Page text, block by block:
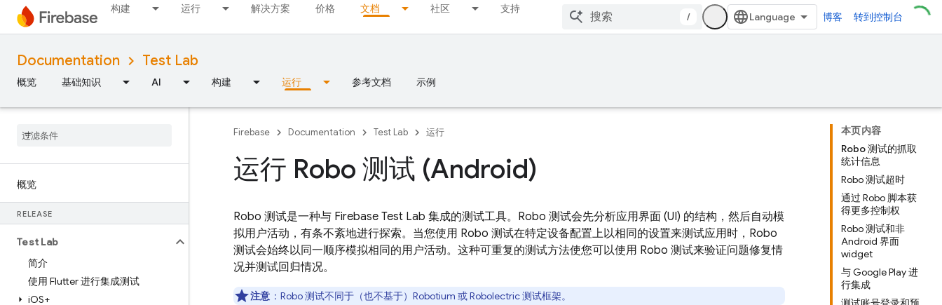
构建 运行 解决方案 价格 文档 社区 支持
/ 博客 转到控制台
Documentation Test Lab
概览 基础知识 AI 构建 运行 参考文档 示例
概览
RELEASE
Test Lab
简介
使用 Flutter 进行集成测试
iOS+
本页内容
Robo 测试的抓取
统计信息
Robo 测试超时
通过 Robo 脚本获
得更多控制权
Robo 测试和非
Android 界面
widget
与 Google Play 进
行集成
Firebase Documentation Test Lab 运行
运行 Robo 测试 (Android)
Robo 测试是一种与 Firebase Test Lab 集成的测试工具。Robo 测试会先分析应用界面 (UI) 的结构，然后自动模
拟用户活动，有条不紊地进行探索。当您使用 Robo 测试在特定设备配置上以相同的设置来测试应用时，Robo
测试会始终以同一顺序模拟相同的用户活动。这种可重复的测试方法使您可以使用 Robo 测试来验证问题修复情
况并测试回归情况。
注意 ：Robo 测试不同于（也不基于）Robotium 或 Robolectric 测试框架。